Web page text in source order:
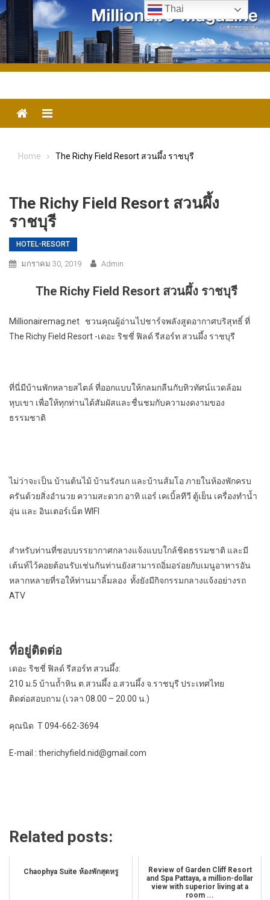
Skip
to
content
Menu
Home The Richy Field Resort สวนผึ้ง ราชบุรี
The Richy Field Resort สวนผึ้ง
ราชบุรี
HOTEL-​RESORT
มกราคม 30, 2019 Admin
The Richy Field Resort สวนผึ้ง ราชบุรี
Millionairemag.net ชวนคุณผู้อ่านไปชาร์จพลังสูดอากาศบริสุทธิ์ ที่
The Richy Field Resort -เดอะ ริชชี่ ฟิลด์ รีสอร์ท สวนผึ้ง ราชบุรี
ที่นี่มีบ้านพักหลายสไตล์ ที่ออกแบบให้กลมกลืนกับทิวทัศน์แวดล้อม
หุบเขา เพื่อให้ทุกท่านได้สัมผัสและชื่นชมกับความงดงามของ
ธรรมชาติ
ไม่ว่าจะเป็น บ้านต้นไม้ บ้านรังนก และบ้านส้มโอ ภายในห้องพักครบ
ครันด้วยสิ่งอำนวย ความสะดวก อาทิ แอร์ เคเบิ้ลทีวี ตู้เย็น เครื่องทำน้ำ
อุ่น และ อินเตอร์เน็ต WIFI
สำหรับท่านที่ชอบบรรยากาศกลางแจ้งแบบใกล้ชิดธรรมชาติ และมี
เต้นท์ไว้คอยต้อนรับเช่นกันท่านยังสามารถอิ่มอร่อยกับเมนูอาหารอัน
หลากหลายที่รอให้ท่านมาลิ้มลอง ทั้งยังมีกิจกรรมกลางแจ้งอย่างรถ
ATV
ที่อยู่ติดต่อ
เดอะ ริชชี่ ฟิลด์ รีสอร์ท สวนผึ้ง:
210 ม.5 บ้านถ้ำหิน ต.สวนผึ้ง อ.สวนผึ้ง จ.ราชบุรี ประเทศไทย
ติดต่อสอบถาม (เวลา 08.00 – 20.00 น.)
คุณนิด T 094-662-3694‬
E-mail : therichyfield.nid@gmail.com
Related posts:
Chaophya Suite ห้องพักสุดหรู
Review of Garden Cliff Resort
and Spa Pattaya, a million-dollar
view with superior living at a
room ...
Thai